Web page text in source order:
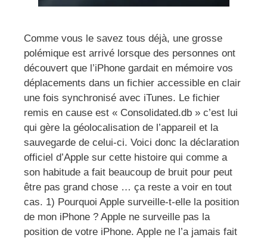
Comme vous le savez tous déjà, une grosse
polémique est arrivé lorsque des personnes ont
découvert que l’iPhone gardait en mémoire vos
déplacements dans un fichier accessible en clair
une fois synchronisé avec iTunes. Le fichier
remis en cause est « Consolidated.db » c’est lui
qui gère la géolocalisation de l’appareil et la
sauvegarde de celui-ci. Voici donc la déclaration
officiel d’Apple sur cette histoire qui comme a
son habitude a fait beaucoup de bruit pour peut
être pas grand chose … ça reste a voir en tout
cas. 1) Pourquoi Apple surveille-t-elle la position
de mon iPhone ? Apple ne surveille pas la
position de votre iPhone. Apple ne l’a jamais fait